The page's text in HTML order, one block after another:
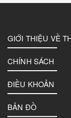
GIỚI THIỆU VỀ
CHÍNH SÁCH
ĐIỀU KHOẢN
BẢN ĐỒ